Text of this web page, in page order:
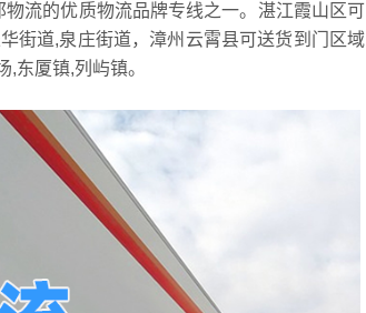
流的优质物流品牌专线之一。湛江霞山区可
街道,泉庄街道，漳州云霄县可送货到门区域
东厦镇,列屿镇。